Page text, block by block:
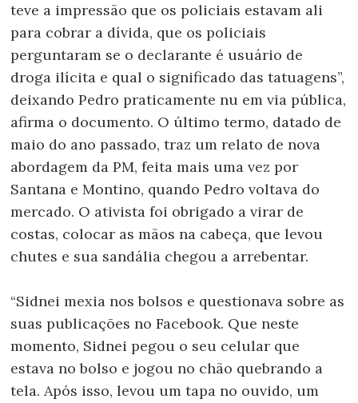
teve a impressão que os policiais estavam ali
para cobrar a dívida, que os policiais
perguntaram se o declarante é usuário de
droga ilícita e qual o significado das tatuagens”,
deixando Pedro praticamente nu em via pública,
afirma o documento. O último termo, datado de
maio do ano passado, traz um relato de nova
abordagem da PM, feita mais uma vez por
Santana e Montino, quando Pedro voltava do
mercado. O ativista foi obrigado a virar de
costas, colocar as mãos na cabeça, que levou
chutes e sua sandália chegou a arrebentar.
“Sidnei mexia nos bolsos e questionava sobre as
suas publicações no Facebook. Que neste
momento, Sidnei pegou o seu celular que
estava no bolso e jogou no chão quebrando a
tela. Após isso, levou um tapa no ouvido, um